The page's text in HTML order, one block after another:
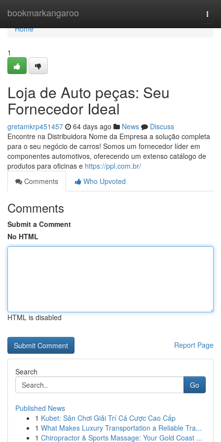
bookmarkangaroo
Home
Home
1
Loja de Auto peças: Seu
Fornecedor Ideal
gretamkrp451457 64 days ago News
Discuss
Encontre na Distribuidora Nome da Empresa a solução completa
para o seu negócio de carros! Somos um fornecedor líder em
componentes automotivos, oferecendo um extenso catálogo de
produtos para oficinas e https://ppl.com.br/
Comments
Who Upvoted
Comments
Submit a Comment
No HTML
HTML is disabled
Report Page
Search
Go
Published News
1 Kubet: Sân Chơi Giải Trí Cá Cược Cao Cấp
1 What Makes Luxury Transportation a Reliable Tra...
1 Chiropractor & Sports Massage: Your Gold Coast ...